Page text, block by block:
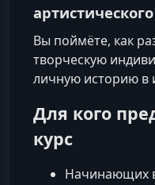
Вы поймёте, как
творческую
личную историю в
Для кого
курс
Начинающих